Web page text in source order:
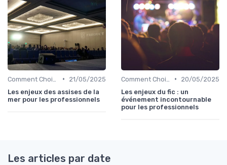
•
21/05/2025
Les enjeux des assises de la
mer pour les professionnels
•
20/05/2025
Les enjeux du fic : un
événement incontournable
pour les professionnels
Les articles par date